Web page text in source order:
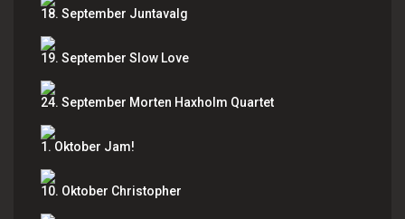
18. September Juntavalg
19. September Slow Love
24. September Morten Haxholm Quartet
1. Oktober Jam!
10. Oktober Christopher